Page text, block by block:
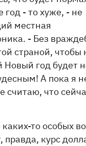
год - то хуже, - не
местная
- Без
страной, чтобы
Новый год будет
А пока я
считаю, что
то особых
правда, курс